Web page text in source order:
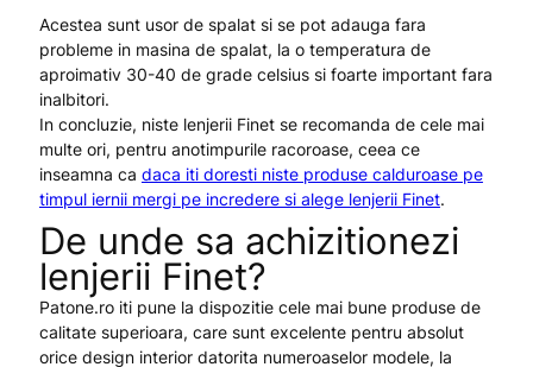
Acestea sunt usor de spalat si se pot adauga fara
probleme in masina de spalat, la o temperatura de
aproimativ 30-40 de grade celsius si foarte important fara
inalbitori.
In concluzie, niste lenjerii Finet se recomanda de cele mai
multe ori, pentru anotimpurile racoroase, ceea ce
inseamna ca daca iti doresti niste produse calduroase pe
timpul iernii mergi pe incredere si alege lenjerii Finet.
De unde sa achizitionezi
lenjerii Finet?
Patone.ro iti pune la dispozitie cele mai bune produse de
calitate superioara, care sunt excelente pentru absolut
orice design interior datorita numeroaselor modele, la